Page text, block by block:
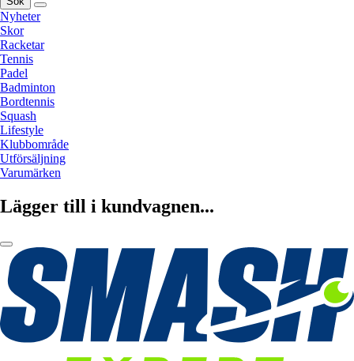
Nyheter
Skor
Racketar
Tennis
Padel
Badminton
Bordtennis
Squash
Lifestyle
Klubbområde
Utförsäljning
Varumärken
Lägger till i kundvagnen...